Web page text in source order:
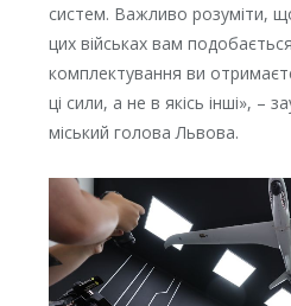
систем. Важливо розуміти,
цих військах вам
комплектування ви
ці сили, а не в якісь інші», –
міський голова Львова.